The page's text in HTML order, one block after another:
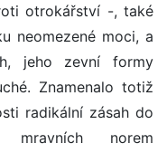
otrokářství -, také
neomezené moci, a
jeho zevní formy
Znamenalo totiž
radikální zásah do
norem